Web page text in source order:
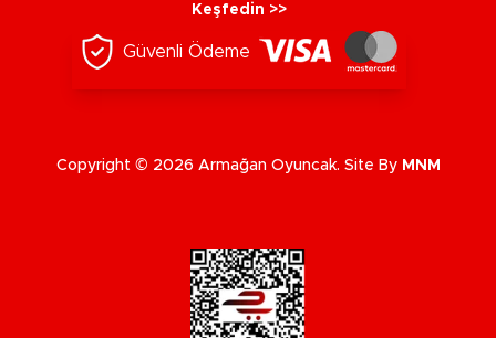
Keşfedin >>
Güvenli Ödeme
Copyright © 2026 Armağan Oyuncak. Site By MNM